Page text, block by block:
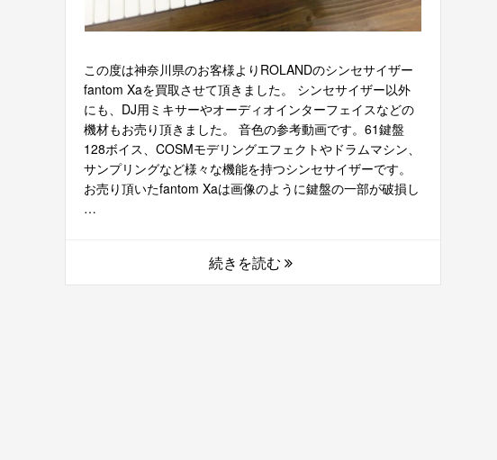
この度は神奈川県のお客様よりROLANDのシンセサイザー
fantom Xaを買取させて頂きました。 シンセサイザー以外
にも、DJ用ミキサーやオーディオインターフェイスなどの
機材もお売り頂きました。 音色の参考動画です。61鍵盤
128ボイス、COSMモデリングエフェクトやドラムマシン、
サンプリングなど様々な機能を持つシンセサイザーです。
お売り頂いたfantom Xaは画像のように鍵盤の一部が破損し
…
続きを読む